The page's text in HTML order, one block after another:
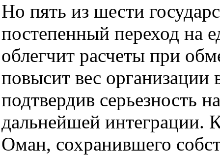
Но пять из шести
постепенный переход на
облегчит расчеты при
повысит вес
подтвердив серьезность
дальнейшей интеграции.
Оман, сохранившего